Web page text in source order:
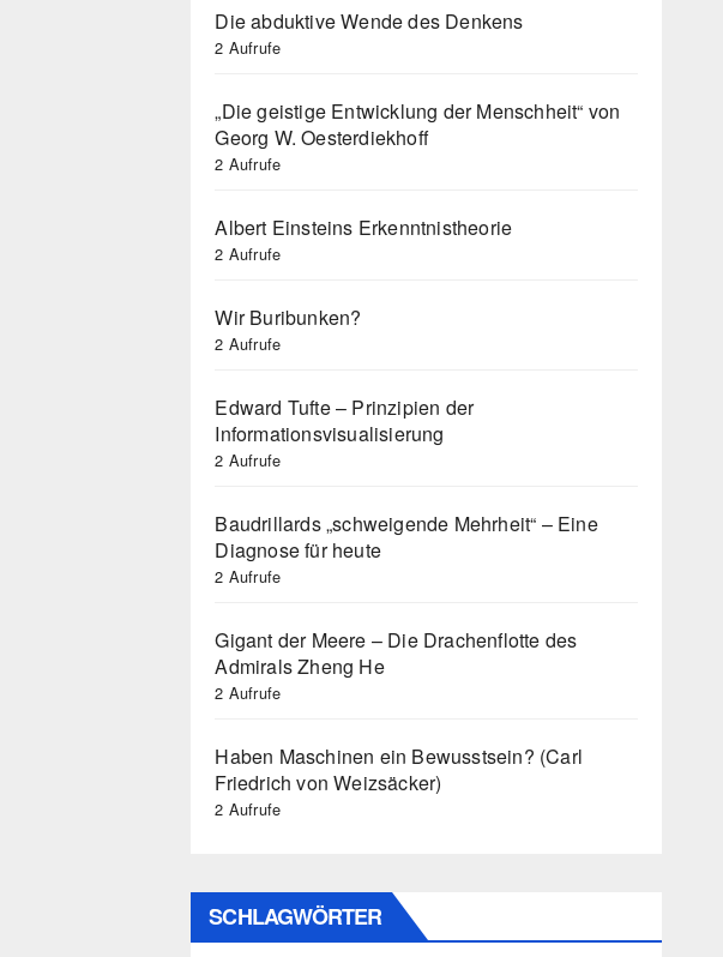
Die abduktive Wende des Denkens
2 Aufrufe
„Die geistige Entwicklung der Menschheit“ von
Georg W. Oesterdiekhoff
2 Aufrufe
Albert Einsteins Erkenntnistheorie
2 Aufrufe
Wir Buribunken?
2 Aufrufe
Edward Tufte – Prinzipien der
Informationsvisualisierung
2 Aufrufe
Baudrillards „schweigende Mehrheit“ – Eine
Diagnose für heute
2 Aufrufe
Gigant der Meere – Die Drachenflotte des
Admirals Zheng He
2 Aufrufe
Haben Maschinen ein Bewusstsein? (Carl
Friedrich von Weizsäcker)
2 Aufrufe
SCHLAGWÖRTER